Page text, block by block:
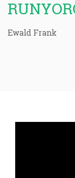
Ewald Frank